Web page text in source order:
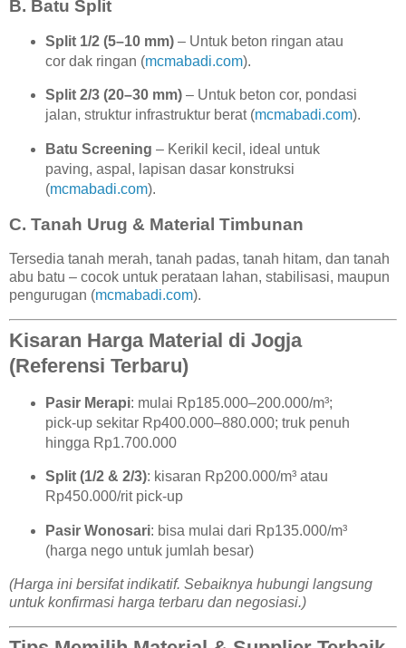
B. Batu Split
Split 1/2 (5–10 mm)– Untuk beton ringan atau
cor dak ringan (mcmabadi.com).
Split 2/3 (20–30 mm)– Untuk beton cor, pondasi
jalan, struktur infrastruktur berat (mcmabadi.com).
Batu Screening – Kerikil kecil, ideal untuk
paving, aspal, lapisan dasar konstruksi
(mcmabadi.com).
C. Tanah Urug & Material Timbunan
Tersedia tanah merah, tanah padas, tanah hitam, dan tanah
abu batu – cocok untuk perataan lahan, stabilisasi, maupun
pengurugan (mcmabadi.com).
Kisaran Harga Material di Jogja
(Referensi Terbaru)
Pasir Merapi: mulai Rp185.000–200.000/m³;
pick-up sekitar Rp400.000–880.000; truk penuh
hingga Rp1.700.000
Split (1/2 & 2/3): kisaran Rp200.000/m³ atau
Rp450.000/rit pick-up
Pasir Wonosari: bisa mulai dari Rp135.000/m³
(harga nego untuk jumlah besar)
(Harga ini bersifat indikatif. Sebaiknya hubungi langsung
untuk konfirmasi harga terbaru dan negosiasi.)